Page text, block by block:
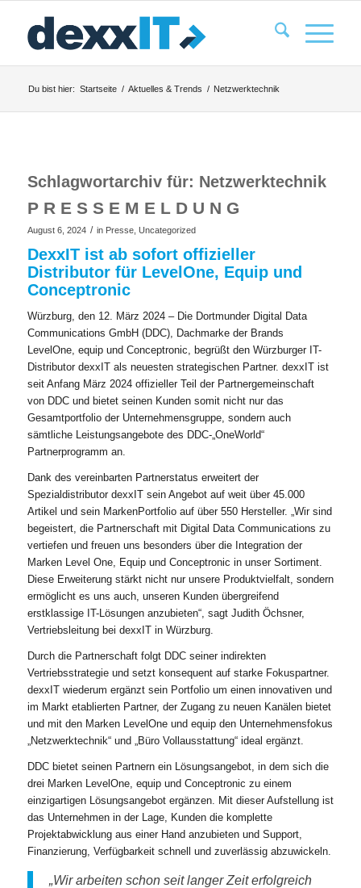
Du bist hier: Startseite / Aktuelles & Trends / Netzwerktechnik
Schlagwortarchiv für: Netzwerktechnik
P R E S S E M E L D U N G
August 6, 2024 / in Presse, Uncategorized
DexxIT ist ab sofort offizieller
Distributor für LevelOne, Equip und
Conceptronic
Würzburg, den 12. März 2024 – Die Dortmunder Digital Data
Communications GmbH (DDC), Dachmarke der Brands
LevelOne, equip und Conceptronic, begrüßt den Würzburger IT-
Distributor dexxIT als neuesten strategischen Partner. dexxIT ist
seit Anfang März 2024 offizieller Teil der Partnergemeinschaft
von DDC und bietet seinen Kunden somit nicht nur das
Gesamtportfolio der Unternehmensgruppe, sondern auch
sämtliche Leistungsangebote des DDC-„OneWorld“
Partnerprogramm an.
Dank des vereinbarten Partnerstatus erweitert der
Spezialdistributor dexxIT sein Angebot auf weit über 45.000
Artikel und sein MarkenPortfolio auf über 550 Hersteller. „Wir sind
begeistert, die Partnerschaft mit Digital Data Communications zu
vertiefen und freuen uns besonders über die Integration der
Marken Level One, Equip und Conceptronic in unser Sortiment.
Diese Erweiterung stärkt nicht nur unsere Produktvielfalt, sondern
ermöglicht es uns auch, unseren Kunden übergreifend
erstklassige IT-Lösungen anzubieten“, sagt Judith Öchsner,
Vertriebsleitung bei dexxIT in Würzburg.
Durch die Partnerschaft folgt DDC seiner indirekten
Vertriebsstrategie und setzt konsequent auf starke Fokuspartner.
dexxIT wiederum ergänzt sein Portfolio um einen innovativen und
im Markt etablierten Partner, der Zugang zu neuen Kanälen bietet
und mit den Marken LevelOne und equip den Unternehmensfokus
„Netzwerktechnik“ und „Büro Vollausstattung“ ideal ergänzt.
DDC bietet seinen Partnern ein Lösungsangebot, in dem sich die
drei Marken LevelOne, equip und Conceptronic zu einem
einzigartigen Lösungsangebot ergänzen. Mit dieser Aufstellung ist
das Unternehmen in der Lage, Kunden die komplette
Projektabwicklung aus einer Hand anzubieten und Support,
Finanzierung, Verfügbarkeit schnell und zuverlässig abzuwickeln.
„Wir arbeiten schon seit langer Zeit erfolgreich